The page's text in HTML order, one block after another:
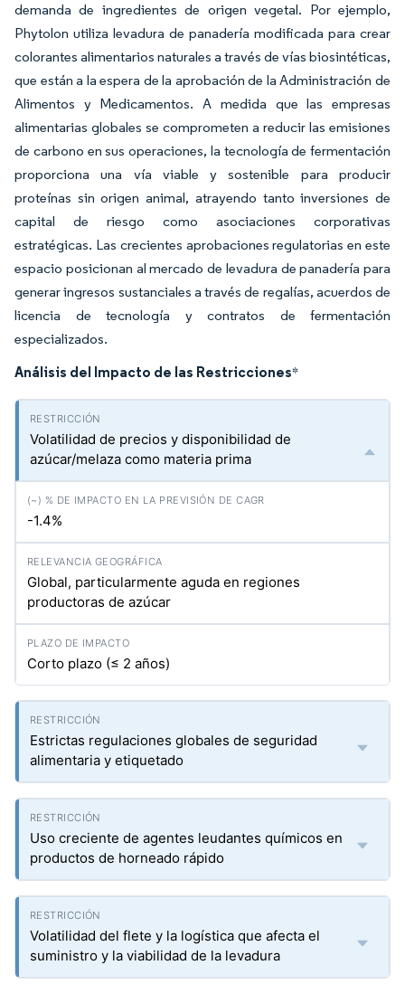
demanda de ingredientes de origen vegetal. Por ejemplo,
Phytolon utiliza levadura de panadería modificada para crear
colorantes alimentarios naturales a través de vías biosintéticas,
que están a la espera de la aprobación de la Administración de
Alimentos y Medicamentos. A medida que las empresas
alimentarias globales se comprometen a reducir las emisiones
de carbono en sus operaciones, la tecnología de fermentación
proporciona una vía viable y sostenible para producir
proteínas sin origen animal, atrayendo tanto inversiones de
capital de riesgo como asociaciones corporativas
estratégicas. Las crecientes aprobaciones regulatorias en este
espacio posicionan al mercado de levadura de panadería para
generar ingresos sustanciales a través de regalías, acuerdos de
licencia de tecnología y contratos de fermentación
especializados.
Análisis del Impacto de las Restricciones*
Volatilidad de precios y disponibilidad de
azúcar/melaza como materia prima
-1.4%
Global, particularmente aguda en regiones
productoras de azúcar
Corto plazo (≤ 2 años)
Estrictas regulaciones globales de seguridad
alimentaria y etiquetado
Uso creciente de agentes leudantes químicos en
productos de horneado rápido
Volatilidad del flete y la logística que afecta el
suministro y la viabilidad de la levadura